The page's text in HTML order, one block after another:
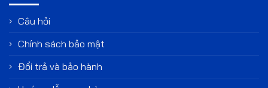
Câu hỏi
Chính sách bảo mật
Đổi trả và bảo hành